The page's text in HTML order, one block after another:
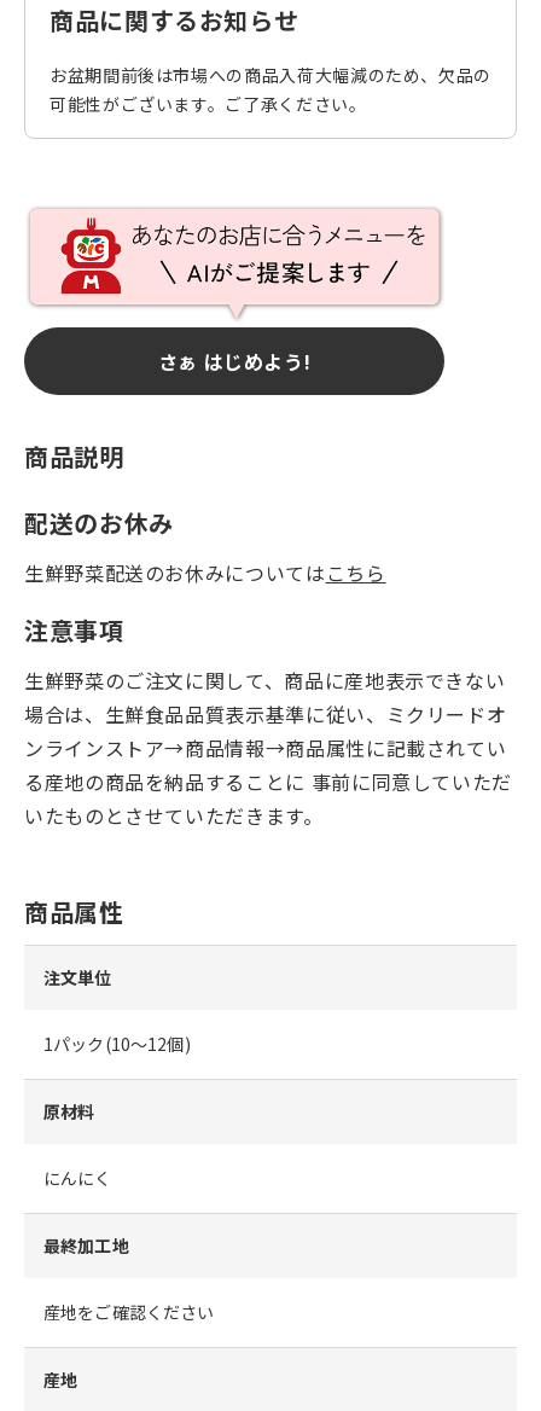
商品に関するお知らせ
お盆期間前後は市場への商品入荷大幅減のため、欠品の
可能性がございます。ご了承ください。
さぁ はじめよう!
商品説明
配送のお休み
生鮮野菜配送のお休みについては こちら
注意事項
生鮮野菜のご注文に関して、商品に産地表示できない
場合は、生鮮食品品質表示基準に従い、ミクリードオ
ンラインストア→商品情報→商品属性に記載されてい
る産地の商品を納品することに 事前に同意していただ
いたものとさせていただきます。
商品属性
注文単位
1パック(10～12個)
原材料
にんにく
最終加工地
産地をご確認ください
産地